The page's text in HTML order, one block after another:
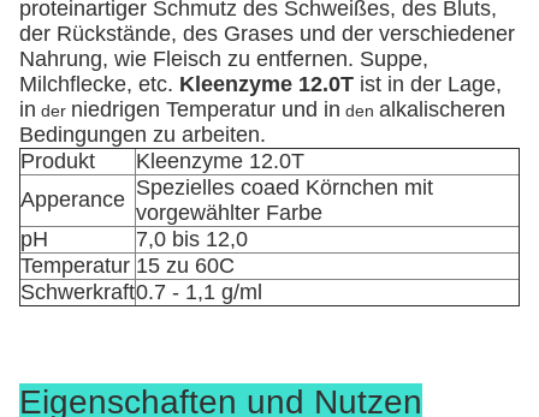
proteinartiger Schmutz des Schweißes, des Bluts,
der Rückstände, des Grases und der verschiedener
Nahrung, wie Fleisch zu entfernen. Suppe,
Milchflecke, etc. Kleenzyme 12.0T ist in der Lage,
in der niedrigen Temperatur und in den alkalischeren
Bedingungen zu arbeiten.
Produkt
Kleenzyme 12.0T
Apperance Spezielles coaed Körnchen mit
vorgewählter Farbe
pH
7,0 bis 12,0
Temperatur 15 zu 60C
Schwerkraft0.7 - 1,1 g/ml
Eigenschaften und Nutzen